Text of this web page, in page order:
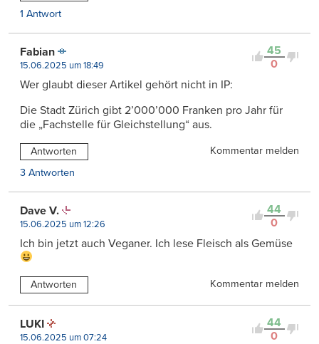
1 Antwort
45
0
Fabian
15.06.2025 um 18:49
Wer glaubt dieser Artikel gehört nicht in IP:
Die Stadt Zürich gibt 2’000’000 Franken pro Jahr für
die „Fachstelle für Gleichstellung“ aus.
Antworten
Kommentar melden
3 Antworten
44
0
Dave V.
15.06.2025 um 12:26
Ich bin jetzt auch Veganer. Ich lese Fleisch als Gemüse
Antworten Kommentar melden
44
0
LUKI
15.06.2025 um 07:24